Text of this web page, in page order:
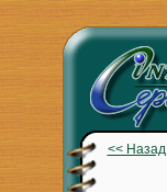
<< Назад